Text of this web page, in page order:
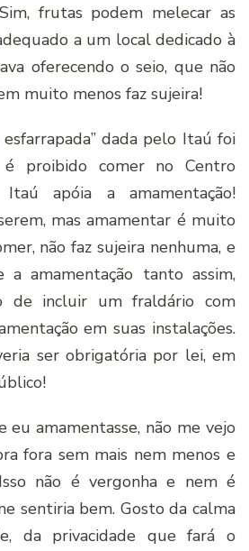
frutas podem melecar as
a um local dedicado à
oferecendo o seio, que não
muito menos faz sujeira!
esfarrapada” dada pelo Itaú foi
é proibido comer no Centro
apóia a amamentação!
mas amamentar é muito
não faz sujeira nenhuma, e
a amamentação tanto assim,
de incluir um fraldário com
em suas instalações.
ser obrigatória por lei, em
eu amamentasse, não me vejo
fora sem mais nem menos e
não é vergonha e nem é
sentiria bem. Gosto da calma
da privacidade que fará o